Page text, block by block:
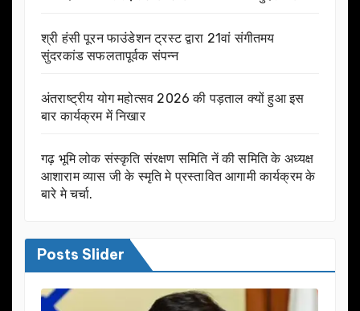
श्री हंसी पूरन फाउंडेशन ट्रस्ट द्वारा 21वां संगीतमय
सुंदरकांड सफलतापूर्वक संपन्न
अंतराष्ट्रीय योग महोत्सव 2026 की पड़ताल क्यों हुआ इस
बार कार्यक्रम में निखार
गढ़ भूमि लोक संस्कृति संरक्षण समिति नें की समिति के अध्यक्ष
आशाराम व्यास जी के स्मृति मे प्रस्तावित आगामी कार्यक्रम के
बारे मे चर्चा.
Posts Slider